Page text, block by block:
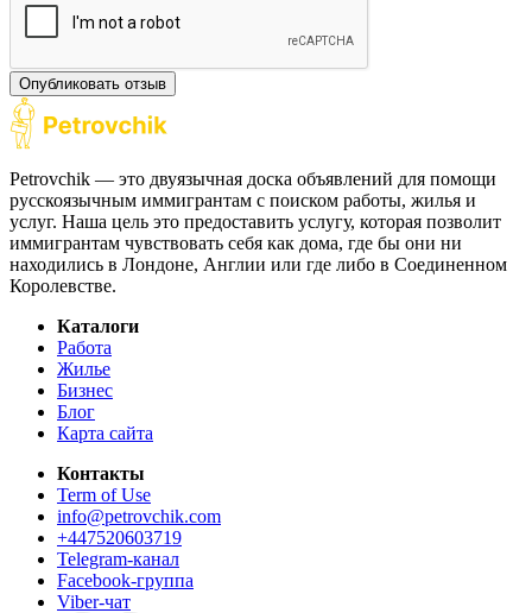
Опубликовать отзыв
Petrovchik — это двуязычная доска объявлений для помощи
русскоязычным иммигрантам с поиском работы, жилья и
услуг. Наша цель это предоставить услугу, которая позволит
иммигрантам чувствовать себя как дома, где бы они ни
находились в Лондоне, Англии или где либо в Соединенном
Королевстве.
Каталоги
Работа
Жилье
Бизнес
Блог
Карта сайта
Контакты
Term of Use
info@petrovchik.com
+447520603719
Telegram-канал
Facebook-группа
Viber-чат